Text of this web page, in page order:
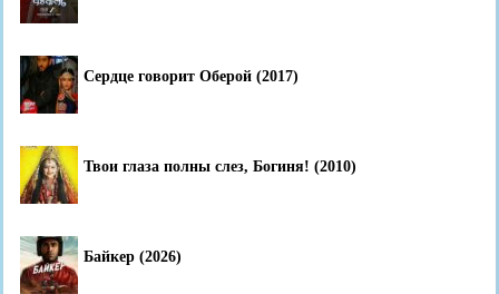
Сердце говорит Оберой (2017)
Твои глаза полны слез, Богиня! (2010)
Байкер (2026)